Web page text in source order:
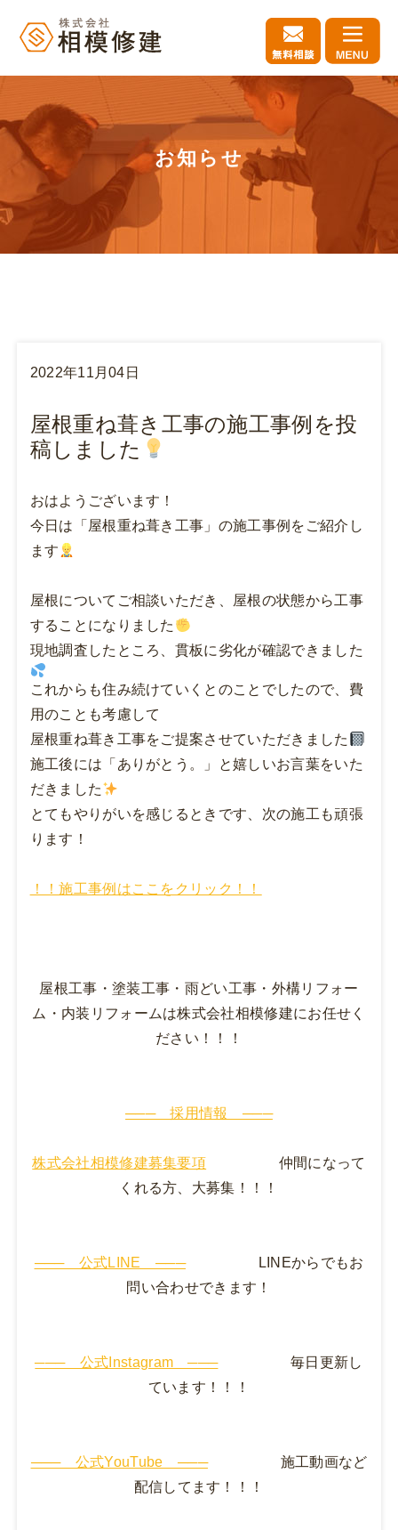
お知らせ
2022年11月04日
屋根重ね葺き工事の施工事例を投
稿しました
おはようございます！
今日は「屋根重ね葺き工事」の施工事例をご紹介し
ます
屋根についてご相談いただき、屋根の状態から工事
することになりました
現地調査したところ、貫板に劣化が確認できました
これからも住み続けていくとのことでしたので、費
用のことも考慮して
屋根重ね葺き工事をご提案させていただきました
施工後には「ありがとう。」と嬉しいお言葉をいた
だきました
とてもやりがいを感じるときです、次の施工も頑張
ります！
！！施工事例はここをクリック！！
屋根工事・塗装工事・雨どい工事・外構リフォー
ム・内装リフォームは株式会社相模修建にお任せく
ださい！！！
─── 採用情報 ───
株式会社相模修建募集要項 仲間になって
くれる方、大募集！！！
─── 公式LINE ───LINEからでもお
問い合わせできます！
─── 公式Instagram ───毎日更新し
ています！！！
─── 公式YouTube ───施工動画など
配信してます！！！